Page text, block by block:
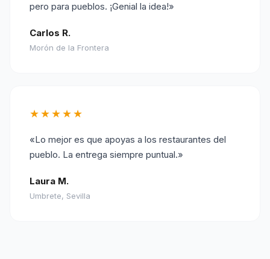
pero para pueblos. ¡Genial la idea!»
Carlos R.
Morón de la Frontera
★★★★★
«Lo mejor es que apoyas a los restaurantes del
pueblo. La entrega siempre puntual.»
Laura M.
Umbrete, Sevilla